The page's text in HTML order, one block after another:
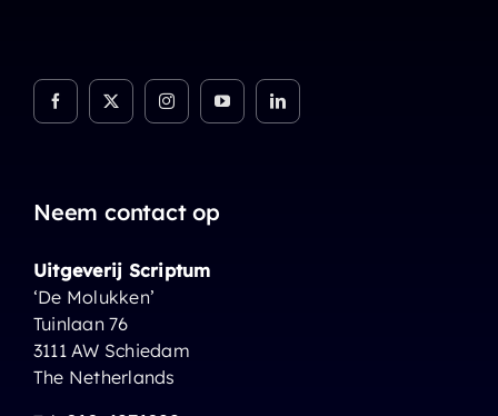
Neem contact op
Uitgeverij Scriptum
‘De Molukken’
Tuinlaan 76
3111 AW Schiedam
The Netherlands